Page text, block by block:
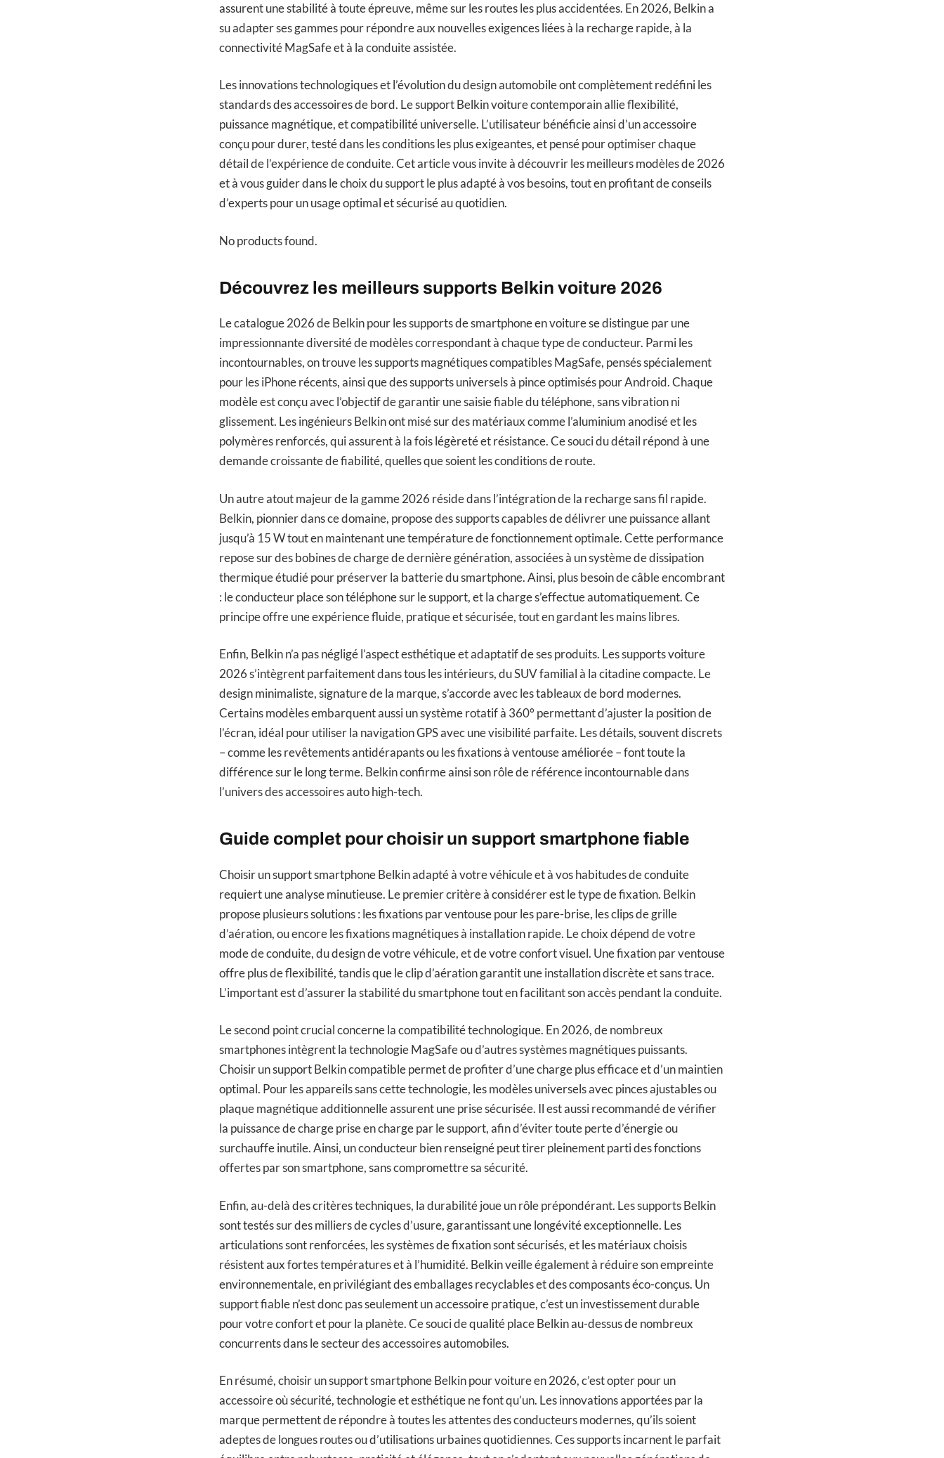
assurent une stabilité à toute épreuve, même sur les routes les plus accidentées. En 2026, Belkin a
su adapter ses gammes pour répondre aux nouvelles exigences liées à la recharge rapide, à la
connectivité MagSafe et à la conduite assistée.
Les innovations technologiques et l’évolution du design automobile ont complètement redéfini les
standards des accessoires de bord. Le support Belkin voiture contemporain allie flexibilité,
puissance magnétique, et compatibilité universelle. L’utilisateur bénéficie ainsi d’un accessoire
conçu pour durer, testé dans les conditions les plus exigeantes, et pensé pour optimiser chaque
détail de l’expérience de conduite. Cet article vous invite à découvrir les meilleurs modèles de 2026
et à vous guider dans le choix du support le plus adapté à vos besoins, tout en profitant de conseils
d’experts pour un usage optimal et sécurisé au quotidien.
No products found.
Découvrez les meilleurs supports Belkin voiture 2026
Le catalogue 2026 de Belkin pour les supports de smartphone en voiture se distingue par une
impressionnante diversité de modèles correspondant à chaque type de conducteur. Parmi les
incontournables, on trouve les supports magnétiques compatibles MagSafe, pensés spécialement
pour les iPhone récents, ainsi que des supports universels à pince optimisés pour Android. Chaque
modèle est conçu avec l’objectif de garantir une saisie fiable du téléphone, sans vibration ni
glissement. Les ingénieurs Belkin ont misé sur des matériaux comme l’aluminium anodisé et les
polymères renforcés, qui assurent à la fois légèreté et résistance. Ce souci du détail répond à une
demande croissante de fiabilité, quelles que soient les conditions de route.
Un autre atout majeur de la gamme 2026 réside dans l’intégration de la recharge sans fil rapide.
Belkin, pionnier dans ce domaine, propose des supports capables de délivrer une puissance allant
jusqu’à 15 W tout en maintenant une température de fonctionnement optimale. Cette performance
repose sur des bobines de charge de dernière génération, associées à un système de dissipation
thermique étudié pour préserver la batterie du smartphone. Ainsi, plus besoin de câble encombrant
: le conducteur place son téléphone sur le support, et la charge s’effectue automatiquement. Ce
principe offre une expérience fluide, pratique et sécurisée, tout en gardant les mains libres.
Enfin, Belkin n’a pas négligé l’aspect esthétique et adaptatif de ses produits. Les supports voiture
2026 s’intègrent parfaitement dans tous les intérieurs, du SUV familial à la citadine compacte. Le
design minimaliste, signature de la marque, s’accorde avec les tableaux de bord modernes.
Certains modèles embarquent aussi un système rotatif à 360° permettant d’ajuster la position de
l’écran, idéal pour utiliser la navigation GPS avec une visibilité parfaite. Les détails, souvent discrets
– comme les revêtements antidérapants ou les fixations à ventouse améliorée – font toute la
différence sur le long terme. Belkin confirme ainsi son rôle de référence incontournable dans
l’univers des accessoires auto high-tech.
Guide complet pour choisir un support smartphone fiable
Choisir un support smartphone Belkin adapté à votre véhicule et à vos habitudes de conduite
requiert une analyse minutieuse. Le premier critère à considérer est le type de fixation. Belkin
propose plusieurs solutions : les fixations par ventouse pour les pare-brise, les clips de grille
d’aération, ou encore les fixations magnétiques à installation rapide. Le choix dépend de votre
mode de conduite, du design de votre véhicule, et de votre confort visuel. Une fixation par ventouse
offre plus de flexibilité, tandis que le clip d’aération garantit une installation discrète et sans trace.
L’important est d’assurer la stabilité du smartphone tout en facilitant son accès pendant la conduite.
Le second point crucial concerne la compatibilité technologique. En 2026, de nombreux
smartphones intègrent la technologie MagSafe ou d’autres systèmes magnétiques puissants.
Choisir un support Belkin compatible permet de profiter d’une charge plus efficace et d’un maintien
optimal. Pour les appareils sans cette technologie, les modèles universels avec pinces ajustables ou
plaque magnétique additionnelle assurent une prise sécurisée. Il est aussi recommandé de vérifier
la puissance de charge prise en charge par le support, afin d’éviter toute perte d’énergie ou
surchauffe inutile. Ainsi, un conducteur bien renseigné peut tirer pleinement parti des fonctions
offertes par son smartphone, sans compromettre sa sécurité.
Enfin, au-delà des critères techniques, la durabilité joue un rôle prépondérant. Les supports Belkin
sont testés sur des milliers de cycles d’usure, garantissant une longévité exceptionnelle. Les
articulations sont renforcées, les systèmes de fixation sont sécurisés, et les matériaux choisis
résistent aux fortes températures et à l’humidité. Belkin veille également à réduire son empreinte
environnementale, en privilégiant des emballages recyclables et des composants éco-conçus. Un
support fiable n’est donc pas seulement un accessoire pratique, c’est un investissement durable
pour votre confort et pour la planète. Ce souci de qualité place Belkin au-dessus de nombreux
concurrents dans le secteur des accessoires automobiles.
En résumé, choisir un support smartphone Belkin pour voiture en 2026, c’est opter pour un
accessoire où sécurité, technologie et esthétique ne font qu’un. Les innovations apportées par la
marque permettent de répondre à toutes les attentes des conducteurs modernes, qu’ils soient
adeptes de longues routes ou d’utilisations urbaines quotidiennes. Ces supports incarnent le parfait